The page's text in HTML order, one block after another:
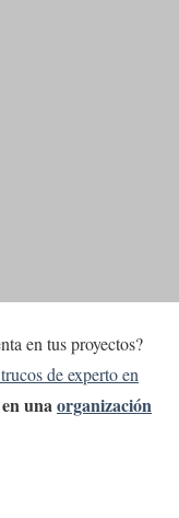
en tus proyectos?
de experto en
unaorganización